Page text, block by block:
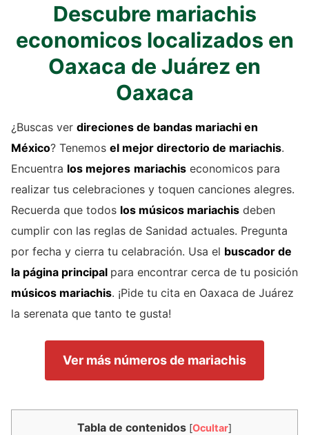
Descubre mariachis
economicos localizados en
Oaxaca de Juárez en
Oaxaca
¿Buscas ver direciones de bandas mariachi en
México? Tenemos el mejor directorio de mariachis.
Encuentra los mejores mariachis economicos para
realizar tus celebraciones y toquen canciones alegres.
Recuerda que todos los músicos mariachis deben
cumplir con las reglas de Sanidad actuales. Pregunta
por fecha y cierra tu celabración. Usa el buscador de
la página principal para encontrar cerca de tu posición
músicos mariachis. ¡Pide tu cita en Oaxaca de Juárez
la serenata que tanto te gusta!
Ver más números de mariachis
Tabla de contenidos [Ocultar]